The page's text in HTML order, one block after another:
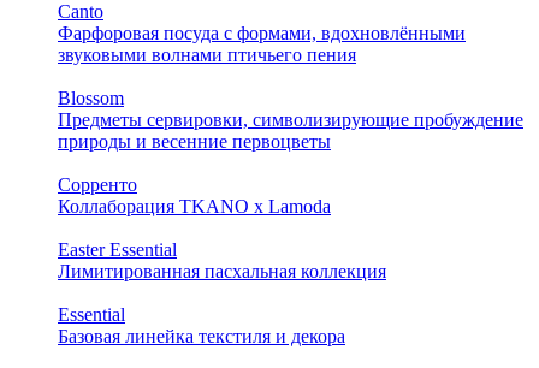
Canto
Фарфоровая посуда с формами, вдохновлёнными
звуковыми волнами птичьего пения
Blossom
Предметы сервировки, символизирующие пробуждение
природы и весенние первоцветы
Сорренто
Коллаборация TKANO х Lamoda
Easter Essential
Лимитированная пасхальная коллекция
Essential
Базовая линейка текстиля и декора